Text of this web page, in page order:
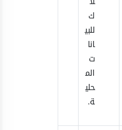
ك
للبي
انا
ت
الم
حلي
ة.